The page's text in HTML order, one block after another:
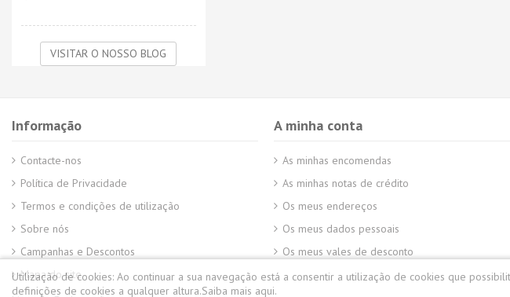
VISITAR O NOSSO BLOG
Informação
Contacte-nos
Política de Privacidade
Termos e condições de utilização
Sobre nós
Campanhas e Descontos
Mapa do site
A minha conta
As minhas encomendas
As minhas notas de crédito
Os meus endereços
Os meus dados pessoais
Os meus vales de desconto
Utilização de cookies: Ao continuar a sua navegação está a consentir a utilização de cookies que
definições de cookies a qualquer altura.Saiba mais aqui.